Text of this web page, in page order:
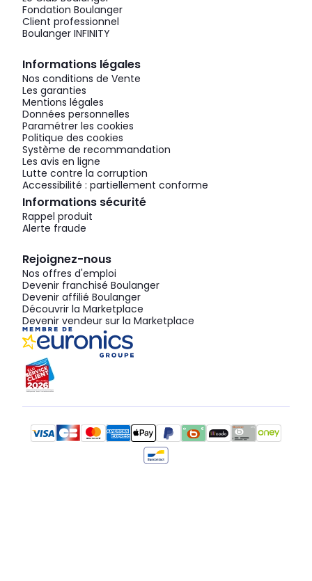
Fondation Boulanger
Client professionnel
Boulanger INFINITY
Informations légales
Nos conditions de Vente
Les garanties
Mentions légales
Données personnelles
Paramétrer les cookies
Politique des cookies
Système de recommandation
Les avis en ligne
Lutte contre la corruption
Accessibilité : partiellement conforme
Informations sécurité
Rappel produit
Alerte fraude
Rejoignez-nous
Nos offres d'emploi
Devenir franchisé Boulanger
Devenir affilié Boulanger
Découvrir la Marketplace
Devenir vendeur sur la Marketplace